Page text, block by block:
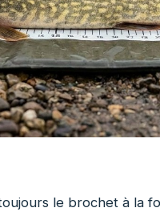
le brochet à la